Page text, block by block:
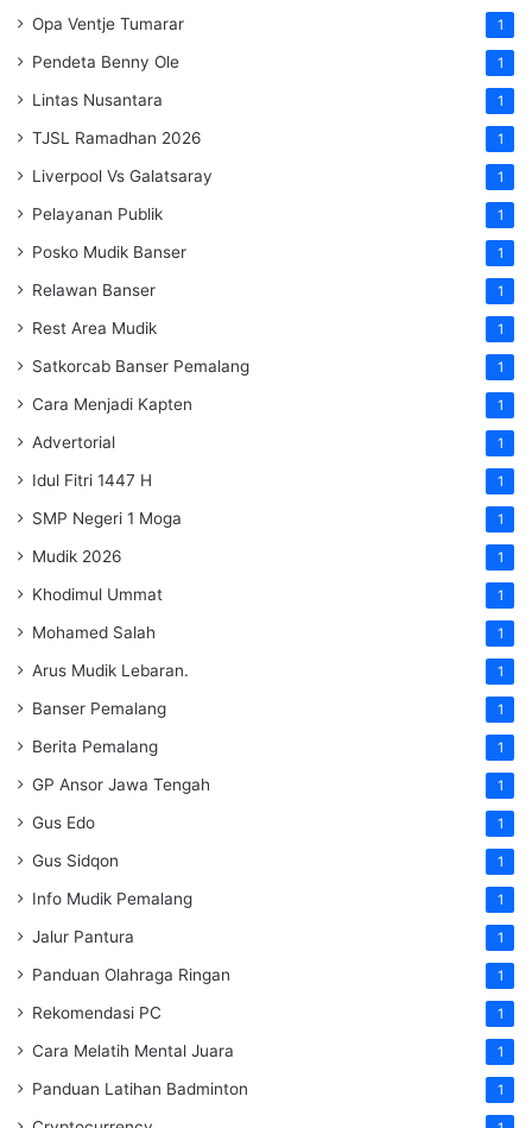
Opa Ventje Tumarar 1
Pendeta Benny Ole 1
Lintas Nusantara 1
TJSL Ramadhan 2026 1
Liverpool Vs Galatsaray 1
Pelayanan Publik 1
Posko Mudik Banser 1
Relawan Banser 1
Rest Area Mudik 1
Satkorcab Banser Pemalang 1
Cara Menjadi Kapten 1
Advertorial 1
Idul Fitri 1447 H 1
SMP Negeri 1 Moga 1
Mudik 2026 1
Khodimul Ummat 1
Mohamed Salah 1
Arus Mudik Lebaran. 1
Banser Pemalang 1
Berita Pemalang 1
GP Ansor Jawa Tengah 1
Gus Edo 1
Gus Sidqon 1
Info Mudik Pemalang 1
Jalur Pantura 1
Panduan Olahraga Ringan 1
Rekomendasi PC 1
Cara Melatih Mental Juara 1
Panduan Latihan Badminton 1